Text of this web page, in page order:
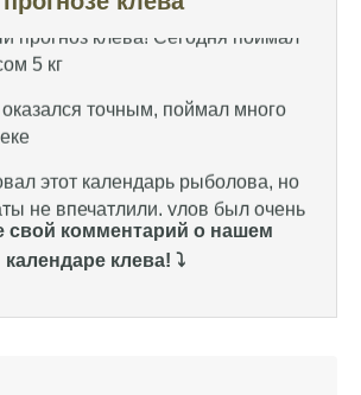
этот календарь рыболова, но
уловил карпа и налима
раз пользуюсь этим прогнозом,
найти активных хищников
свой комментарий о нашем
календаре клева! ⤵️